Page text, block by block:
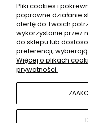
Pliki cookies i
poprawne działanie
ofertę do Twoich
wykorzystanie przez
do sklepu lub
preferencji,
Więcej o plikach
prywatności.